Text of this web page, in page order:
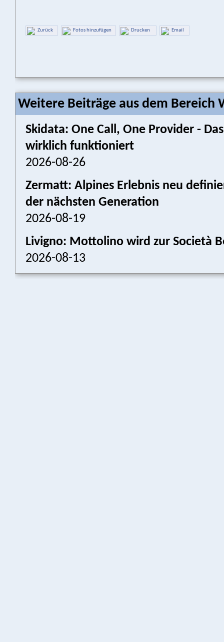
Zurück Fotos hinzufügen Drucken Email
Weitere Beiträge aus dem Bereich
Skidata: One Call, One Provider -
wirklich funktioniert
2026-08-26
Zermatt: Alpines Erlebnis neu
der nächsten Generation
2026-08-19
Livigno: Mottolino wird zur Società
2026-08-13